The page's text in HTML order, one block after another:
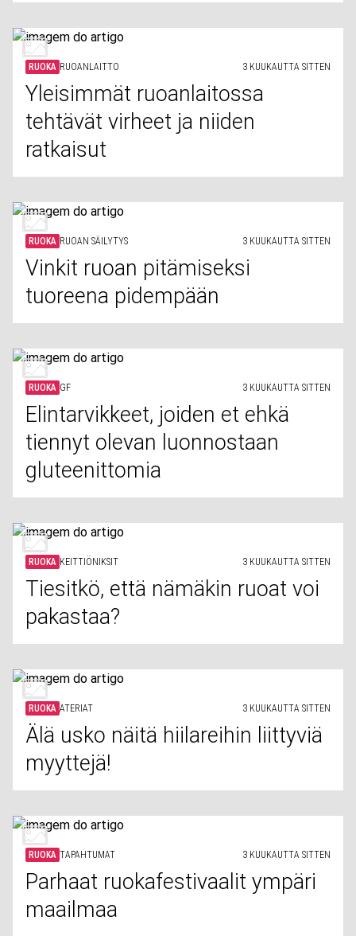
RUOKA RUOANLAITTO 3 KUUKAUTTA SITTEN
Yleisimmät ruoanlaitossa
tehtävät virheet ja niiden
ratkaisut
RUOKA RUOAN SÄILYTYS 3 KUUKAUTTA SITTEN
Vinkit ruoan pitämiseksi
tuoreena pidempään
RUOKA GF 3 KUUKAUTTA SITTEN
Elintarvikkeet, joiden et ehkä
tiennyt olevan luonnostaan
gluteenittomia
RUOKA KEITTIÖNIKSIT 3 KUUKAUTTA SITTEN
Tiesitkö, että nämäkin ruoat voi
pakastaa?
RUOKA ATERIAT 3 KUUKAUTTA SITTEN
Älä usko näitä hiilareihin liittyviä
myyttejä!
RUOKA TAPAHTUMAT 3 KUUKAUTTA SITTEN
Parhaat ruokafestivaalit ympäri
maailmaa